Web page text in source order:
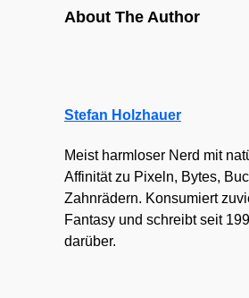
About The Author
Stefan Holzhauer
Meist harmloser Nerd mit
Affinität zu Pixeln, Bytes,
Zahnrädern. Konsumiert
Fantasy und schreibt seit
darüber.